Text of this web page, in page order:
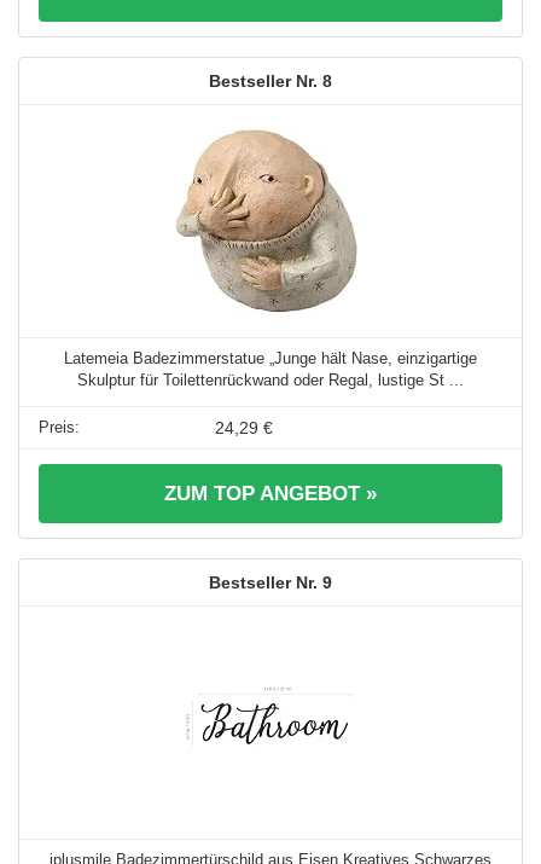
8
Latemeia Badezimmerstatue „Junge hält Nase, einzigartige
Skulptur für Toilettenrückwand oder Regal, lustige St ...
24,29 €
ZUM TOP ANGEBOT »
9
iplusmile Badezimmertürschild aus Eisen Kreatives Schwarzes